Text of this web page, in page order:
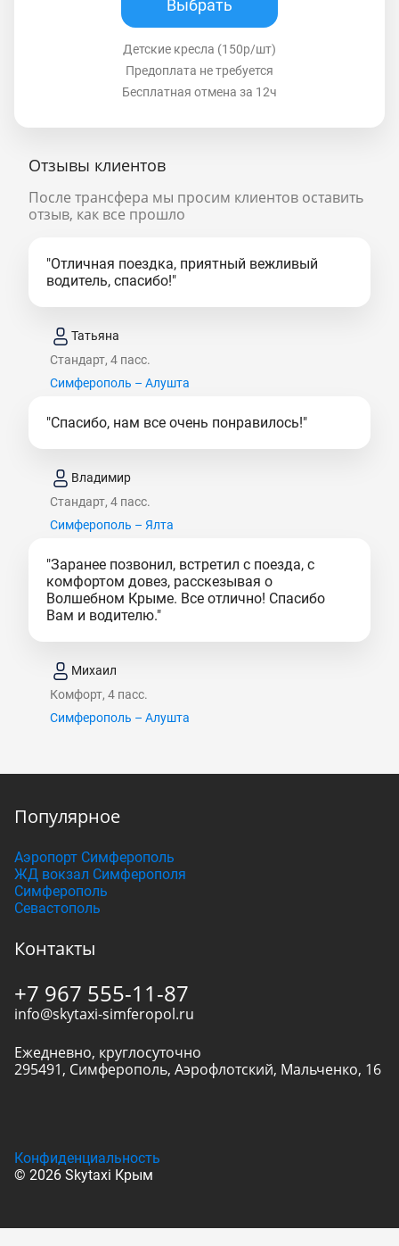
Выбрать
Детские кресла (150р/шт)
Предоплата не требуется
Бесплатная отмена за 12ч
Отзывы клиентов
После трансфера мы просим клиентов оставить
отзыв, как все прошло
"Отличная поездка, приятный вежливый
водитель, спасибо!"
Татьяна
Стандарт, 4 пасс.
Симферополь – Алушта
"Спасибо, нам все очень понравилось!"
Владимир
Стандарт, 4 пасс.
Симферополь – Ялта
"Заранее позвонил, встретил с поезда, с
комфортом довез, расскезывая о
Волшебном Крыме. Все отлично! Спасибо
Вам и водителю."
Михаил
Комфорт, 4 пасс.
Симферополь – Алушта
Популярное
Аэропорт Симферополь
ЖД вокзал Симферополя
Симферополь
Севастополь
Контакты
+7 967 555-11-87
info@skytaxi-simferopol.ru
Ежедневно, круглосуточно
295491, Симферополь, Аэрофлотский, Мальченко, 16
© 2026 Skytaxi Крым
Конфиденциальность